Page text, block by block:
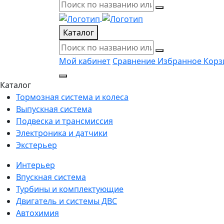
Каталог
Мой кабинет Сравнение Избранное
Каталог
Тормозная система и колеса
Выпускная система
Подвеска и трансмиссия
Электроника и датчики
Экстерьер
Интерьер
Впускная система
Турбины и комплектующие
Двигатель и системы ДВС
Автохимия